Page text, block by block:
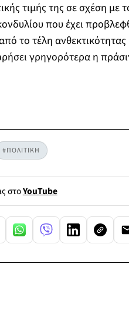
τιμής της σε σχέση με
που έχει
τo τέλη
γρηγορότερα η
#ΠΟΛΙΤΙΚΗ
στοYouTube